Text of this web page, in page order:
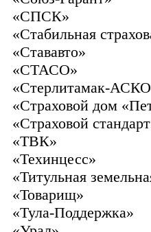
«СПСК»
«Стабильная
«Стававто»
«СТАСО»
«Стерлитамак-
«Страховой дом
«Страховой
«ТВК»
«Техинцесс»
«Титульная
«Товарищ»
«Тула-Поддержка»